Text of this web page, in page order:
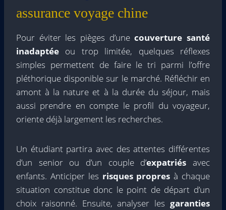
assurance voyage chine
Pour éviter les pièges d’unecouverture santé
inadaptée ou trop limitée, quelques réflexes
simples permettent de faire le tri parmi l’offre
pléthorique disponible sur le marché. Réfléchir en
amont à la nature et à la durée du séjour, mais
aussi prendre en compte le profil du voyageur,
oriente déjà largement les recherches.
Un étudiant partira avec des attentes différentes
d’un senior ou d’un couple d’expatriés avec
enfants. Anticiper les risques propres à chaque
situation constitue donc le point de départ d’un
choix raisonné. Ensuite, analyser les garanties